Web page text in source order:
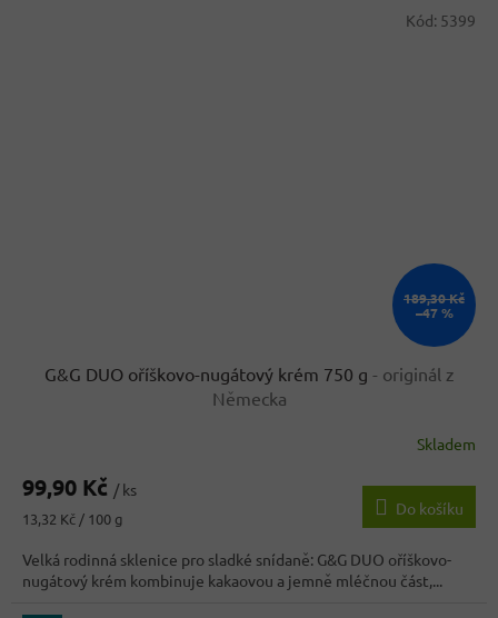
189,30 Kč
–47 %
G&G DUO oříškovo-nugátový krém 750 g - originál z
Německa
Skladem
99,90 Kč / ks
Měrná
13,32 Kč / 100 g
Do košíku
Velká rodinná sklenice pro sladké snídaně: G&G DUO oříškovo-
nugátový krém kombinuje kakaovou a jemně mléčnou část,...
Kód: 5399